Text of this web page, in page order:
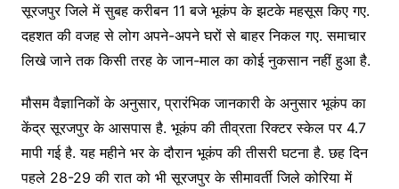
सूरजपुर जिले में सुबह करीबन 11 बजे भूकंप के झटके महसूस किए गए.
दहशत की वजह से लोग अपने-अपने घरों से बाहर निकल गए. समाचार
लिखे जाने तक किसी तरह के जान-माल का कोई नुकसान नहीं हुआ है.
मौसम वैज्ञानिकों के अनुसार, प्रारंभिक जानकारी के अनुसार भूकंप का
केंद्र सूरजपुर के आसपास है. भूकंप की तीव्रता रिक्टर स्केल पर 4.7
मापी गई है. यह महीने भर के दौरान भूकंप की तीसरी घटना है. छह दिन
पहले 28-29 की रात को भी सूरजपुर के सीमावर्ती जिले कोरिया में